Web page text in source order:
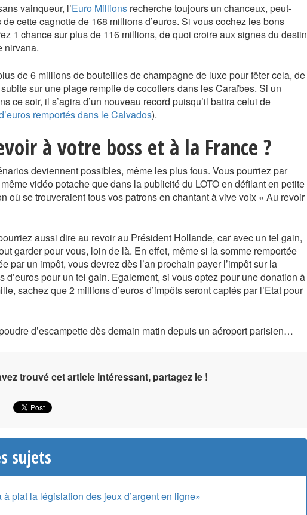
vainqueur, l’Euro Millions recherche toujours un chanceux, peut-
cette cagnotte de 168 millions d’euros. Si vous cochez les bons
1 chance sur plus de 116 millions, de quoi croire aux signes du destin
nirvana.
de 6 millions de bouteilles de champagne de luxe pour fêter cela, de
sur une plage remplie de cocotiers dans les Caraïbes. Si un
ce soir, il s’agira d’un nouveau record puisqu’il battra celui de
remportés dans le Calvados).
à votre boss et à la France ?
deviennent possibles, même les plus fous. Vous pourriez par
vidéo potache que dans la publicité du LOTO en défilant en petite
où se trouveraient tous vos patrons en chantant à vive voix « Au revoir
aussi dire au revoir au Président Hollande, car avec un tel gain,
garder pour vous, loin de là. En effet, même si la somme remportée
par un impôt, vous devrez dès l’an prochain payer l’impôt sur la
d’euros pour un tel gain. Egalement, si vous optez pour une donation à
sachez que 2 millions d’euros d’impôts seront captés par l’Etat pour
d’escampette dès demain matin depuis un aéroport parisien…
trouvé cet article intéressant, partagez le !
sujets
à plat la législation des jeux d’argent en ligne»